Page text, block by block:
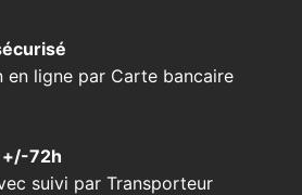
en ligne par Carte bancaire
+/-72h
suivi par Transporteur